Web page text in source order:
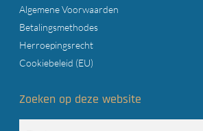
Algemene Voorwaarden
Betalingsmethodes
Herroepingsrecht
Cookiebeleid (EU)
Zoeken op deze website